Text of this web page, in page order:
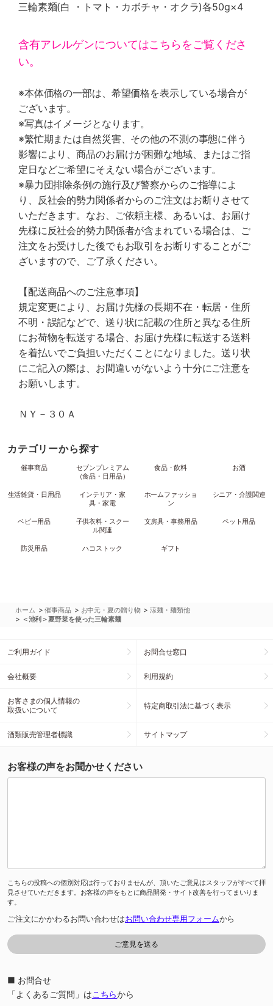
三輪素麺(白 ・トマト・カボチャ・オクラ)各50g×4
含有アレルゲンについてはこちらをご覧くださ
い。
※本体価格の一部は、希望価格を表示している場合が
ございます。
※写真はイメージとなります。
※繁忙期または自然災害、その他の不測の事態に伴う
影響により、商品のお届けが困難な地域、またはご指
定日などご希望にそえない場合がございます。
※暴力団排除条例の施行及び警察からのご指導によ
り、反社会的勢力関係者からのご注文はお断りさせて
いただきます。なお、ご依頼主様、あるいは、お届け
先様に反社会的勢力関係者が含まれている場合は、ご
注文をお受けした後でもお取引をお断りすることがご
ざいますので、ご了承ください。
【配送商品へのご注意事項】
規定変更により、お届け先様の長期不在・転居・住所
不明・誤記などで、送り状に記載の住所と異なる住所
にお荷物を転送する場合、お届け先様に転送する送料
を着払いでご負担いただくことになりました。送り状
にご記入の際は、お間違いがないよう十分にご注意を
お願いします。
ＮＹ－３０Ａ
カテゴリーから探す
催事商品
セブンプレミアム
（食品・日用品）
食品・飲料 お酒
生活雑貨・日用品
インテリア・家
具・家電
ホームファッショ
ン
シニア・介護関連
ベビー用品
子供衣料・スクー
ル関連
文房具・事務用品 ペット用品
防災用品 ハコストック ギフト
ホーム >催事商品 > お中元・夏の贈り物 >涼麺・麺類他
> ＜池利＞夏野菜を使った三輪素麺
ご利用ガイド お問合せ窓口
会社概要 利用規約
お客さまの個人情報の
取扱いについて
特定商取引法に基づく表示
酒類販売管理者標識 サイトマップ
お客様の声をお聞かせください
こちらの投稿への個別対応は行っておりませんが、頂いたご意見はスタッフがすべて拝
見させていただきます。お客様の声をもとに商品開発・サイト改善を行ってまいりま
す。
ご注文にかかわるお問い合わせはお問い合わせ専用フォームから
■ お問合せ
「よくあるご質問」はこちらから